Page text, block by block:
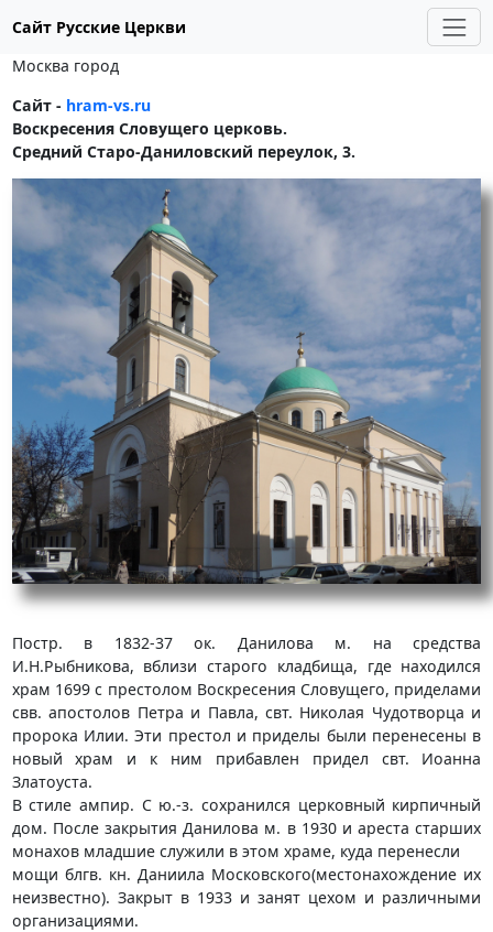
Сайт Русские Церкви
Москва город
Сайт - hram-vs.ru
Воскресения Словущего церковь.
Средний Старо-Даниловский переулок, 3.
Постр. в 1832-37 ок. Данилова м. на средства
И.Н.Рыбникова, вблизи старого кладбища, где находился
храм 1699 с престолом Воскресения Словущего, приделами
свв. апостолов Петра и Павла, свт. Николая Чудотворца и
пророка Илии. Эти престол и приделы были перенесены в
новый храм и к ним прибавлен придел свт. Иоанна
Златоуста.
В стиле ампир. С ю.-з. сохранился церковный кирпичный
дом. После закрытия Данилова м. в 1930 и ареста старших
монахов младшие служили в этом храме, куда перенесли
мощи блгв. кн. Даниила Московского(местонахождение их
неизвестно). Закрыт в 1933 и занят цехом и различными
организациями.